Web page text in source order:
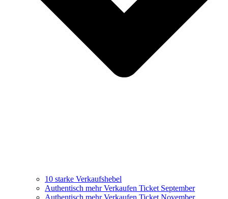
10 starke Verkaufshebel
Authentisch mehr Verkaufen Ticket September